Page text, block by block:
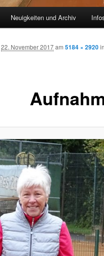
Neuigkeiten und Archiv
22. November 2017am 5184 × 2920in